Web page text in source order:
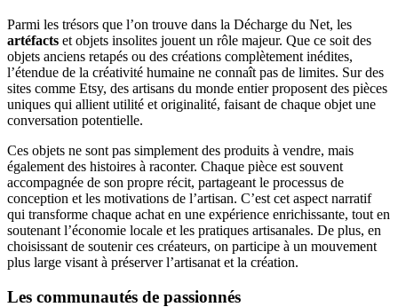
Parmi les trésors que l’on trouve dans la Décharge du Net, les
artéfacts et objets insolites jouent un rôle majeur. Que ce soit des
objets anciens retapés ou des créations complètement inédites,
l’étendue de la créativité humaine ne connaît pas de limites. Sur des
sites comme Etsy, des artisans du monde entier proposent des pièces
uniques qui allient utilité et originalité, faisant de chaque objet une
conversation potentielle.
Ces objets ne sont pas simplement des produits à vendre, mais
également des histoires à raconter. Chaque pièce est souvent
accompagnée de son propre récit, partageant le processus de
conception et les motivations de l’artisan. C’est cet aspect narratif
qui transforme chaque achat en une expérience enrichissante, tout en
soutenant l’économie locale et les pratiques artisanales. De plus, en
choisissant de soutenir ces créateurs, on participe à un mouvement
plus large visant à préserver l’artisanat et la création.
Les communautés de passionnés